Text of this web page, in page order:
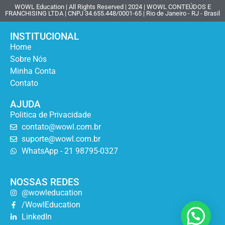
WOWL Education | All Rights Reserved | 2024 | WOWL CONTEÚDOS E
FRANCHISING LTDA | CNPJ 34.655.448/0001-65 | Rio de Janeiro - RJ - Brasil
INSTITUCIONAL
Home
Sobre Nós
Minha Conta
Contato
AJUDA
Politica de Privacidade
contato@wowl.com.br
suporte@wowl.com.br
WhatsApp - 21 98795-0327
NOSSAS REDES
@wowleducation
/WowlEducation
LinkedIn